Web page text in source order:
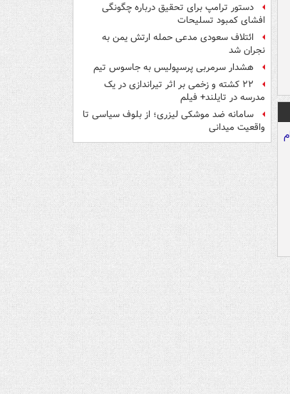
دستور ترامپ برای تحقیق درباره چگونگی
افشای کمبود تسلیحات
ائتلاف سعودی مدعی حمله ارتش یمن به
نجران شد
هشدار سرمربی پرسپولیس به جاسوس تیم
۲۲ کشته و زخمی بر اثر تیراندازی در یک
مدرسه در تایلند+ فیلم
سامانه ضد موشکی لیزری؛ از بلوف سیاسی تا
واقعیت میدانی